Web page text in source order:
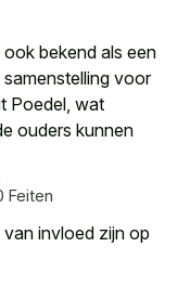
bekend als een
voor
Poedel, wat
ouders kunnen
Feiten
invloed zijn op